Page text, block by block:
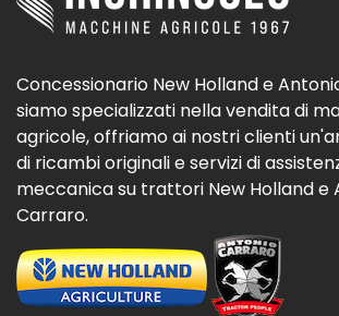
Concessionario New Holland e
siamo specializzati nella vendita di
agricole, offriamo ai nostri clienti
di ricambi originali e servizi di
meccanica su trattori New Holland e
Carraro.